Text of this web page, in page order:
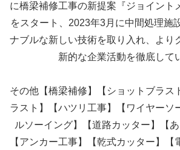
に橋梁補修工事の新提案『ジョイント
をスタート、2023年3月に中間処理施
ナブルな新しい技術を取り入れ、より
新的な企業活動を徹底して
その他【橋梁補修】【ショットブラス
ラスト】【ハツリ工事】【ワイヤーソ
ルソーイング】【道路カッター】【あ
【アンカー工事】【乾式カッター】【